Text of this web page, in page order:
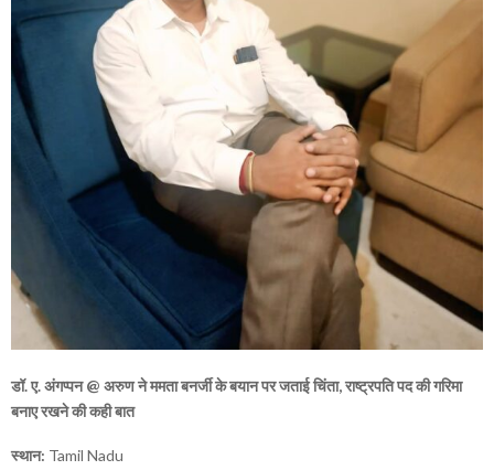
डॉ. ए. अंगप्पन @ अरुण ने ममता बनर्जी के बयान पर जताई चिंता, राष्ट्रपति पद की गरिमा
बनाए रखने की कही बात
स्थान: Tamil Nadu